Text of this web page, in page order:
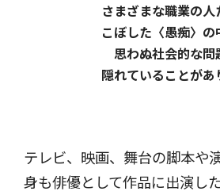
さまざまな職業の人
こぼした〈愚痴〉の
思わぬ社会的な問
隠れていることがあ
テレビ、映画、舞台の脚本や
身も俳優として作品に出演し